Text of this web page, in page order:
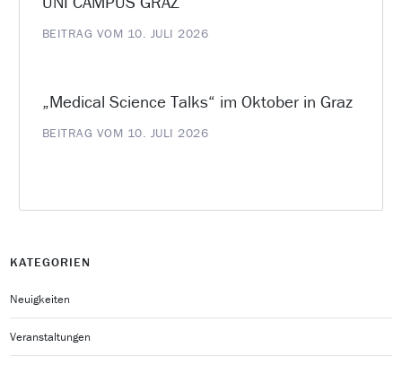
BEITRAG VOM 10. JULI 2026
„Medical Science Talks“ im Oktober in Graz
BEITRAG VOM 10. JULI 2026
KATEGORIEN
Neuigkeiten
Veranstaltungen